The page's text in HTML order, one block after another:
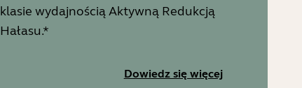
klasie wydajnością Aktywną Redukcją
Hałasu.*
Dowiedz się więcej